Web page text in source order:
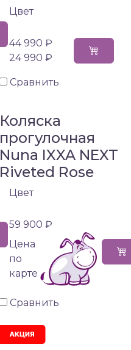
Цвет
44 990 ₽
24 990 ₽
Сравнить
Коляска
прогулочная
Nuna IXXA NEXT
Riveted Rose
Цвет
59 900 ₽
Цена
по
карте
Сравнить